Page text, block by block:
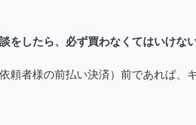
をしたら、必ず買わなくてはいけな
頼者様の前払い決済）前であれば、